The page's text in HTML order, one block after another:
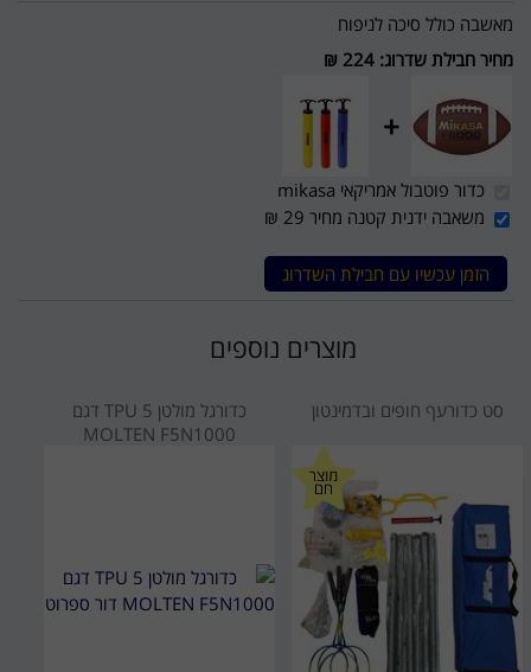
מאשבה כולל סיכה לניפוח
מחיר חבילת שדרוג:
224 ₪
+
כדור פוטבול אמריקאי mikasa
משאבה ידנית קטנה מחיר 29 ₪
הזמן עכשיו עם חבילת השדרוג
מוצרים נוספים
סט כדורעף חופים ובדמינטון
כדורגל מולטן 5 TPU דגם
MOLTEN F5N1000